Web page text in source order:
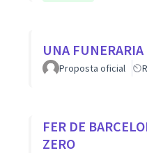
UNA
Proposta oficial
FER DE
ZERO